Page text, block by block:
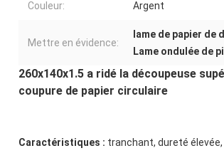
Couleur: Argent
Mettre en évidence:
lame de papier de
Lame ondulée de
260x140x1.5 a ridé la découpeuse
coupure de papier circulaire
Caractéristiques : tranchant, dureté